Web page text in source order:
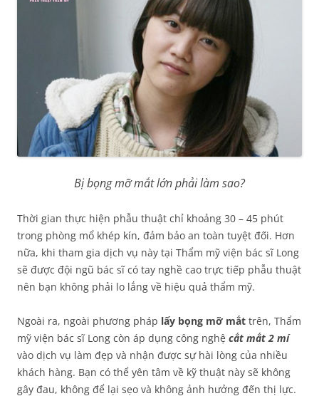
Bị bọng mỡ mắt lớn phải làm sao?
Thời gian thực hiện phẫu thuật chỉ khoảng 30 – 45 phút
trong phòng mổ khép kín, đảm bảo an toàn tuyệt đối. Hơn
nữa, khi tham gia dịch vụ này tại Thẩm mỹ viện bác sĩ Long
sẽ được đội ngũ bác sĩ có tay nghề cao trực tiếp phẫu thuật
nên bạn không phải lo lắng về hiệu quả thẩm mỹ.
Ngoài ra, ngoài phương pháp lấy bọng mỡ mắt trên, Thẩm
mỹ viện bác sĩ Long còn áp dụng công nghệ cắt mắt 2 mí
vào dịch vụ làm đẹp và nhận được sự hài lòng của nhiều
khách hàng. Bạn có thể yên tâm về kỹ thuật này sẽ không
gây đau, không để lại sẹo và không ảnh hưởng đến thị lực.